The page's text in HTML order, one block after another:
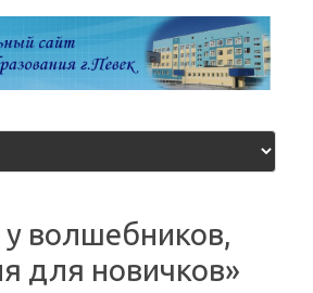
у волшебников,
для новичков»